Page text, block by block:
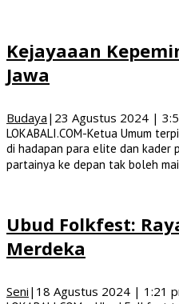
Kejayaaan
Jawa
Budaya | 23 Agustus 2024 |
LOKABALI.COM-Ketua Umum
di hadapan para elite dan kader
partainya ke depan tak boleh
Ubud Folkfest:
Merdeka
Seni | 18 Agustus 2024 | 1:21